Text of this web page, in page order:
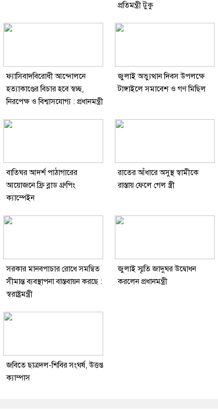
প্রতিমন্ত্রী টুকু
ফ্যাসিবাদবিরোধী আন্দোলনে
হত্যাকাণ্ডের বিচার হবে স্বচ্ছ,
নিরপেক্ষ ও বিশ্বাসযোগ্য : প্রধানমন্ত্রী
জুলাই অভ্যুত্থান দিবস উপলক্ষে
টাঙ্গাইলে সমাবেশ ও গণ মিছিল
বাতিঘর আদর্শ পাঠাগারের
আয়োজনে ফ্রি ব্লাড গ্রুপিং
ক্যাম্পেইন
রাতের আঁধারে অসুস্থ স্বামীকে
রাস্তায় ফেলে গেল স্ত্রী
সরকার মানবপাচার রোধে সমন্বিত
সীমান্ত ব্যবস্থাপনা বাস্তবায়ন করছে :
স্বরাষ্ট্রমন্ত্রী
জুলাই স্মৃতি জাদুঘর উদ্বোধন
করলেন প্রধানমন্ত্রী
জবিতে ছাত্রদল-শিবির সংঘর্ষ, উত্তপ্ত
ক্যাম্পাস